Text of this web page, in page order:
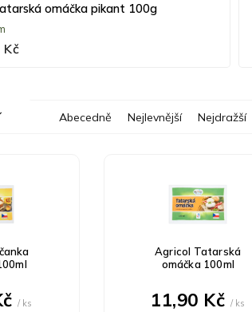
omáčka pikant 100g
Kč
aAbecedně Nejlevnější Nejdražší
/ ks
Agricol Tatarská
omáčka 100ml
11,90 Kč / ks